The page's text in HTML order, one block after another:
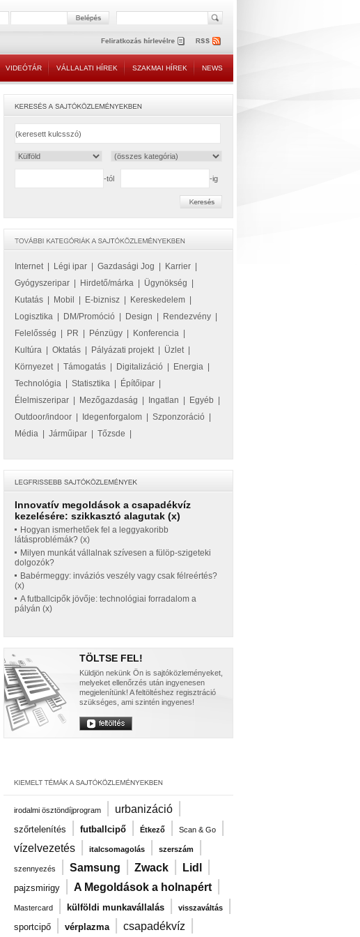
VIDEÓTÁR VÁLLALATI HÍREK SZAKMAI HÍREK NEWS
-tól -ig
Internet| Légi ipar Gazdasági Jog Karrier
Gyógyszeripar
Hirdető/márka Ügynökség
Kutatás
Mobil E-biznisz Kereskedelem
Logisztika
DM/Promóció Design Rendezvény
Felelősség
PR Pénzügy Konferencia
Kultúra
Oktatás Pályázati projekt| Üzlet|
Környezet| Támogatás Digitalizáció Energia
Technológia
Statisztika Építőipar
Élelmiszeripar
Mezőgazdaság Ingatlan Egyéb
Outdoor/indoor
Idegenforgalom Szponzoráció
Média
Járműipar Tőzsde
Innovatív megoldások a csapadékvíz
kezelésére: szikkasztó alagutak (x)
Hogyan ismerhetőek fel a leggyakoribb
látásproblémák? (x)
Milyen munkát vállalnak szívesen a fülöp-szigeteki
dolgozók?
Babérmeggy: inváziós veszély vagy csak félreértés?
(x)
A futballcipők jövője: technológiai forradalom a
pályán (x)
TÖLTSE FEL!
Küldjön nekünk Ön is sajtóközleményeket,
melyeket ellenőrzés után ingyenesen
megjelenítünk! A feltöltéshez regisztráció
szükséges, ami szintén ingyenes!
irodalmi ösztöndíjprogram | urbanizáció |
szőrtelenítés | futballcipő | Étkező | Scan & Go |
vízelvezetés | italcsomagolás | szerszám |
szennyezés | Samsung | Zwack | Lidl |
pajzsmirigy | A Megoldások a holnapért |
Mastercard | külföldi munkavállalás | visszaváltás |
sportcipő | vérplazma | csapadékvíz |